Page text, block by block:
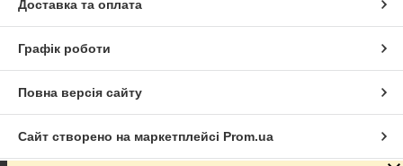
Доставка та оплата
Графік роботи
Повна версія сайту
Сайт створено на маркетплейсі Prom.ua